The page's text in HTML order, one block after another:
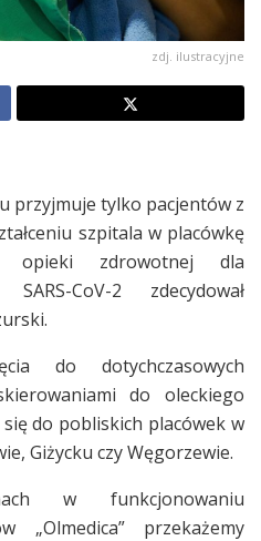
zdj. ilustracyjne
przyjmuje tylko pacjentów z
szpitala w placówkę
opieki zdrowotnej dla
CoV-2 zdecydował
do dotychczasowych
do oleckiego
do pobliskich placówek w
Giżycku czy Węgorzewie.
w funkcjonowaniu
„Olmedica” przekażemy